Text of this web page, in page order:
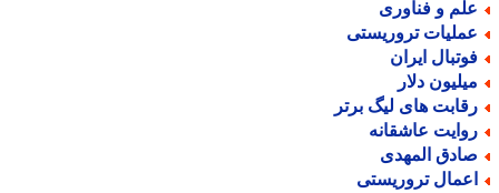
و فناوری
تروریستی
ایران
دلار
های لیگ برتر
عاشقانه
المهدی
تروریستی